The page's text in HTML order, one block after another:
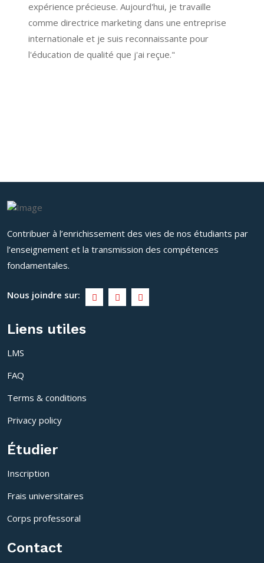
expérience précieuse. Aujourd'hui, je travaille
comme directrice marketing dans une entreprise
internationale et je suis reconnaissante pour
l'éducation de qualité que j'ai reçue."
Contribuer à l’enrichissement des vies de nos étudiants par
l’enseignement et la transmission des compétences
fondamentales.
Nous joindre sur:
Liens utiles
LMS
FAQ
Terms & conditions
Privacy policy
Étudier
Inscription
Frais universitaires
Corps professoral
Contact